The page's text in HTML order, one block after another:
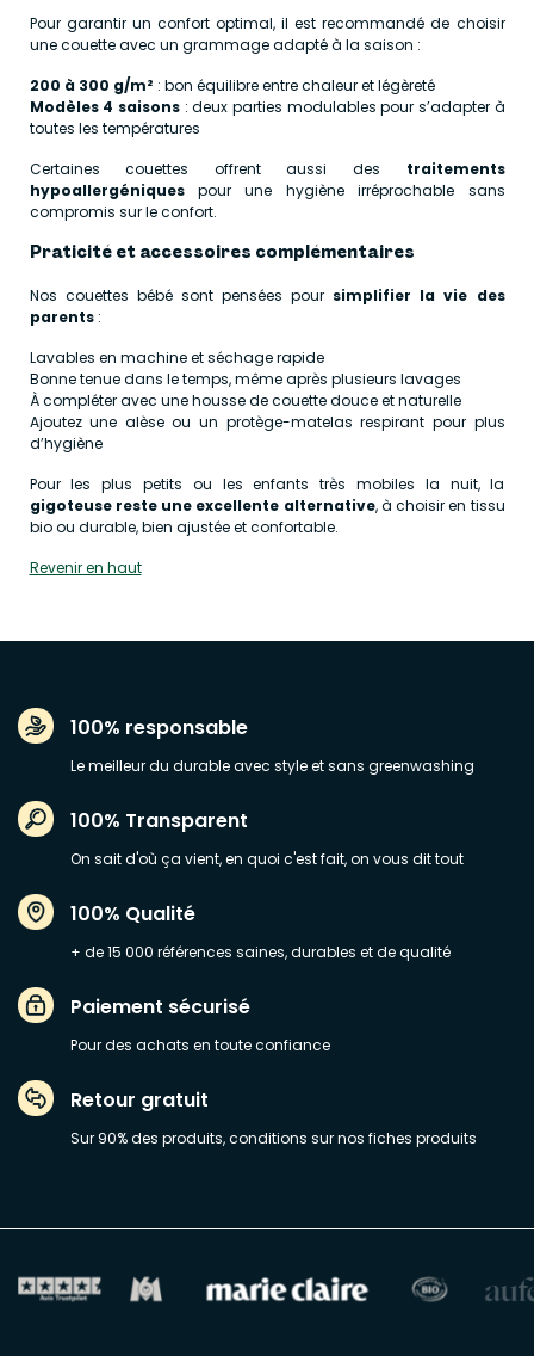
Pour garantir un confort optimal, il est recommandé de choisir
une couette avec un grammage adapté à la saison :
200 à 300 g/m² : bon équilibre entre chaleur et légèreté
Modèles 4 saisons: deux parties modulables pour s’adapter à
toutes les températures
Certaines couettes offrent aussi des traitements
hypoallergéniquespour une hygiène irréprochable sans
compromis sur le confort.
Praticité et accessoires complémentaires
Nos couettes bébé sont pensées pour simplifier la vie des
parents:
Lavables en machine et séchage rapide
Bonne tenue dans le temps, même après plusieurs lavages
À compléter avec une housse de couette douce et naturelle
Ajoutez une alèse ou un protège-matelas respirant pour plus
d’hygiène
Pour les plus petits ou les enfants très mobiles la nuit, la
gigoteuse reste une excellente alternative, à choisir en tissu
bio ou durable, bien ajustée et confortable.
Revenir en haut
100% responsable
Le meilleur du durable avec style et sans greenwashing
100% Transparent
On sait d'où ça vient, en quoi c'est fait, on vous dit tout
100% Qualité
+ de 15 000 références saines, durables et de qualité
Paiement sécurisé
Pour des achats en toute confiance
Retour gratuit
Sur 90% des produits, conditions sur nos fiches produits